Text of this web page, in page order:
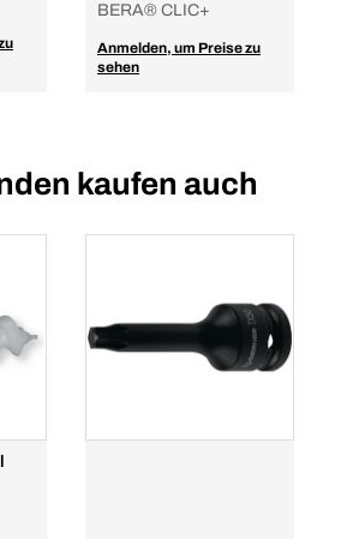
BERA® CLIC+
Anmelden, um Preise zu
sehen
kaufen auch